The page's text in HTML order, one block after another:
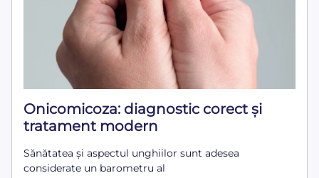
Onicomicoza: diagnostic corect și
tratament modern
Sănătatea și aspectul unghiilor sunt adesea
considerate un barometru al